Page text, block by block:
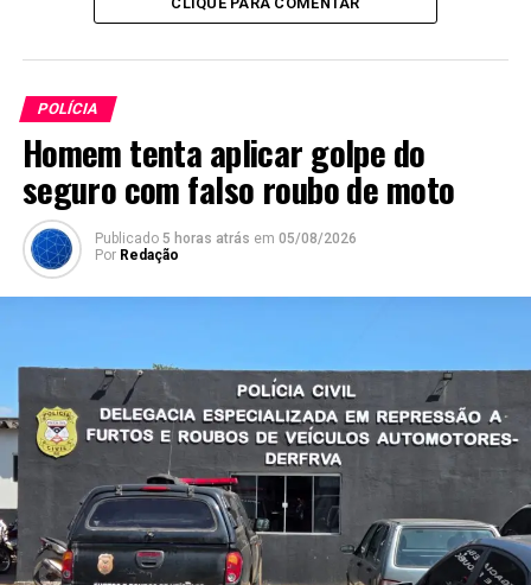
POLÍCIA
Homem tenta aplicar golpe do
seguro com falso roubo de moto
Publicado 5 horas atrás em 05/08/2026
Por Redação